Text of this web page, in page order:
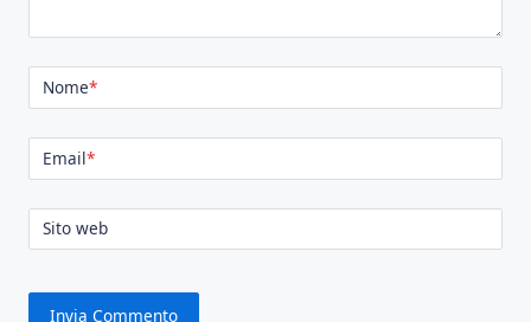
Nome*
Email*
Sito web